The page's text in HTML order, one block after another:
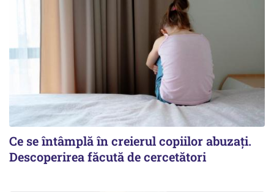
Ce se întâmplă în creierul copiilor abuzați.
Descoperirea făcută de cercetători